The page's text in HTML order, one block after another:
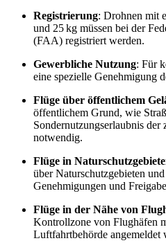
Registrierung: Drohnen mit
und 25 kg müssen bei der
(FAA) registriert werden.
Gewerbliche Nutzung: Für
eine spezielle Genehmigung
Flüge über öffentlichem
öffentlichem Grund, wie
Sondernutzungserlaubnis
notwendig.
Flüge in
über Naturschutzgebieten
Genehmigungen und
Flüge in der Nähe von
Kontrollzone von Flughäfen
Luftfahrtbehörde angemeldet